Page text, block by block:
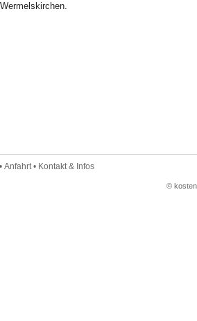
• Anfahrt• Kontakt & Infos
©